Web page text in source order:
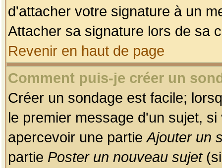
d'attacher votre signature à un
Attacher sa signature lors de sa
Revenir en haut de page
Comment puis-je créer un
Créer un sondage est facile;
le premier message d'un sujet,
apercevoir une partieAjouter un
partie Poster un nouveau sujet(si